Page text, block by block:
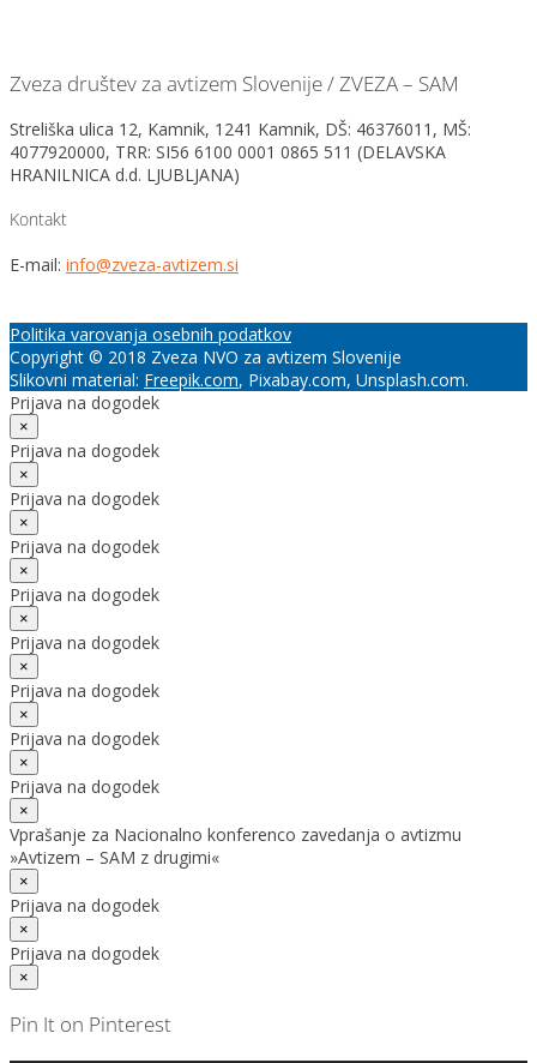
Zveza društev za avtizem Slovenije / ZVEZA – SAM
Streliška ulica 12, Kamnik, 1241 Kamnik, DŠ: 46376011, MŠ:
4077920000, TRR: SI56 6100 0001 0865 511 (DELAVSKA
HRANILNICA d.d. LJUBLJANA)
Kontakt
E-mail: info@zveza-avtizem.si
Politika varovanja osebnih podatkov
Copyright © 2018 Zveza NVO za avtizem Slovenije
Slikovni material: Freepik.com, Pixabay.com, Unsplash.com.
Prijava na dogodek
×
Prijava na dogodek
×
Prijava na dogodek
×
Prijava na dogodek
×
Prijava na dogodek
×
Prijava na dogodek
×
Prijava na dogodek
×
Prijava na dogodek
×
Prijava na dogodek
×
Vprašanje za Nacionalno konferenco zavedanja o avtizmu
»Avtizem – SAM z drugimi«
×
Prijava na dogodek
×
Prijava na dogodek
×
Pin It on Pinterest